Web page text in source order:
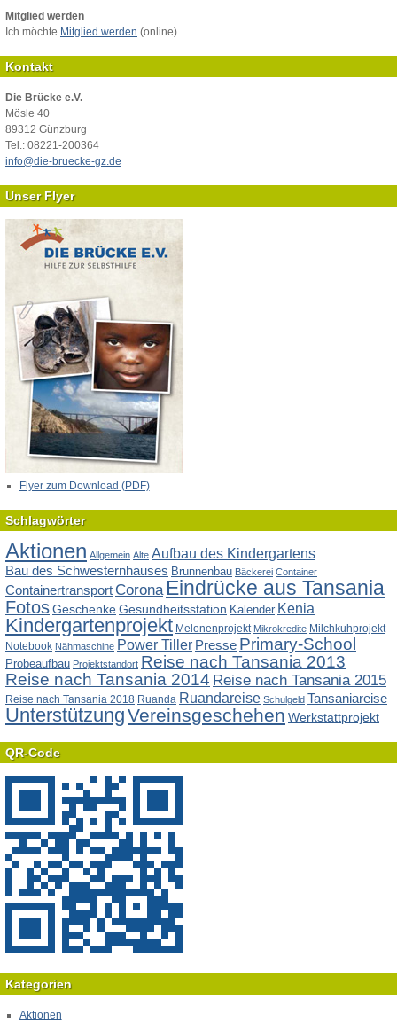
Mitglied werden
Ich möchte Mitglied werden (online)
Kontakt
Die Brücke e.V.
Mösle 40
89312 Günzburg
Tel.: 08221-200364
info@die-bruecke-gz.de
Unser Flyer
Flyer zum Download (PDF)
Schlagwörter
Aktionen Allgemein Alte Aufbau des Kindergartens
Bau des Schwesternhauses Brunnenbau Bäckerei Container
Containertransport Corona Eindrücke aus Tansania
FotosGeschenkeGesundheitsstation Kalender Kenia
Kindergartenprojekt Melonenprojekt Mikrokredite Milchkuhprojekt
Notebook Nähmaschine Power Tiller Presse Primary-School
Probeaufbau Projektstandort Reise nach Tansania 2013
Reise nach Tansania 2014 Reise nach Tansania 2015
Reise nach Tansania 2018 Ruanda Ruandareise Schulgeld Tansaniareise
UnterstützungVereinsgeschehen Werkstattprojekt
QR-Code
Kategorien
Aktionen